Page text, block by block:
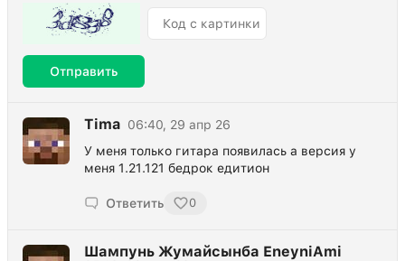
Отправить
Tima 06:40, 29 апр 26
У меня только гитара появилась а версия у
меня 1.21.121 бедрок едитион
Ответить 0
Шампунь Жумайсынба EneyniAmi